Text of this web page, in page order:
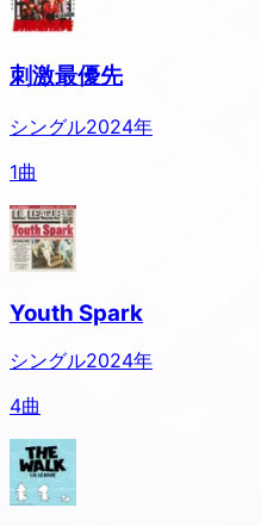
刺激最優先
シングル2024年
1曲
Youth Spark
シングル2024年
4曲